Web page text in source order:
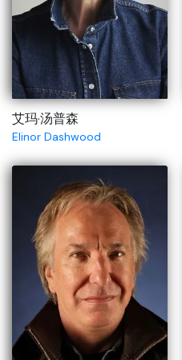
艾玛·汤普森
Elinor Dashwood